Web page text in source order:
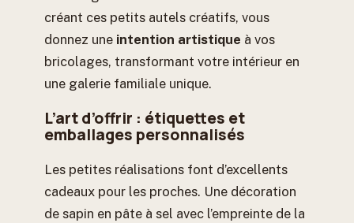
créant ces petits autels créatifs, vous
donnez une intention artistique à vos
bricolages, transformant votre intérieur en
une galerie familiale unique.
L’art d’offrir : étiquettes et
emballages personnalisés
Les petites réalisations font d’excellents
cadeaux pour les proches. Une décoration
de sapin en pâte à sel avec l’empreinte de la